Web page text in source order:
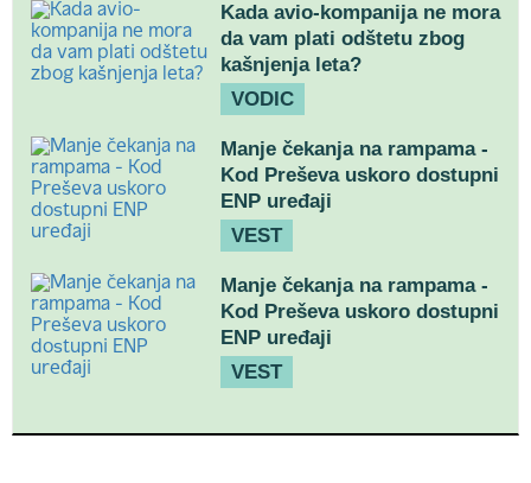
Kada avio-kompanija ne mora
da vam plati odštetu zbog
kašnjenja leta?
VODIC
Manje čekanja na rampama -
Kod Preševa uskoro dostupni
ENP uređaji
VEST
Manje čekanja na rampama -
Kod Preševa uskoro dostupni
ENP uređaji
VEST